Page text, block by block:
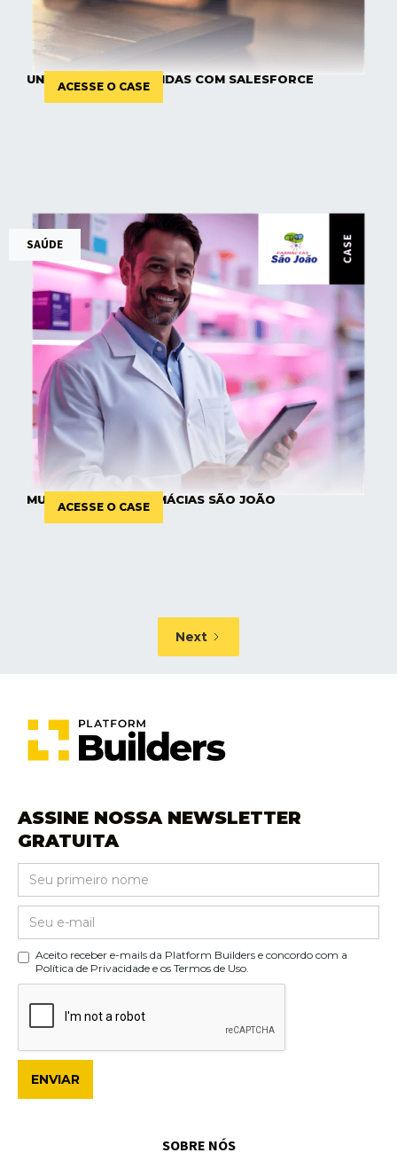
ACESSE O CASE
UNIFICAÇÃO DAS VENDAS COM SALESFORCE
SAÚDE
ACESSE O CASE
MULESOFT NAS FARMÁCIAS SÃO JOÃO
Next
ASSINE NOSSA NEWSLETTER
GRATUITA
Aceito receber e-mails da Platform Builders e concordo com a
Política de Privacidade e os Termos de Uso.
SOBRE NÓS